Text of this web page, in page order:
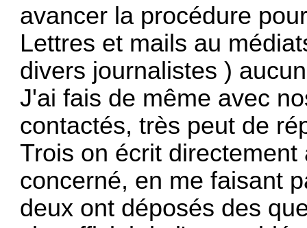
avancer la procédure
Lettres et mails au
divers journalistes )
J'ai fais de même avec
contactés, très peut de
Trois on écrit
concerné, en me faisant
deux ont déposés des